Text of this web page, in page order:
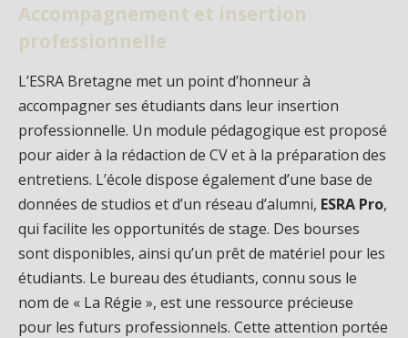
Accompagnement et insertion
professionnelle
L’ESRA Bretagne met un point d’honneur à
accompagner ses étudiants dans leur insertion
professionnelle. Un module pédagogique est proposé
pour aider à la rédaction de CV et à la préparation des
entretiens. L’école dispose également d’une base de
données de studios et d’un réseau d’alumni, ESRA Pro,
qui facilite les opportunités de stage. Des bourses
sont disponibles, ainsi qu’un prêt de matériel pour les
étudiants. Le bureau des étudiants, connu sous le
nom de « La Régie », est une ressource précieuse
pour les futurs professionnels. Cette attention portée